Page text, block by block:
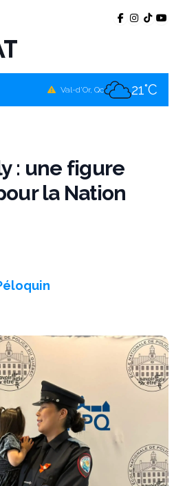
Val-d'Or, Qc 21°C
: une figure
la Nation